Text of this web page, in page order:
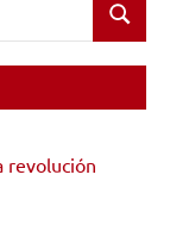
Buscar
revolución